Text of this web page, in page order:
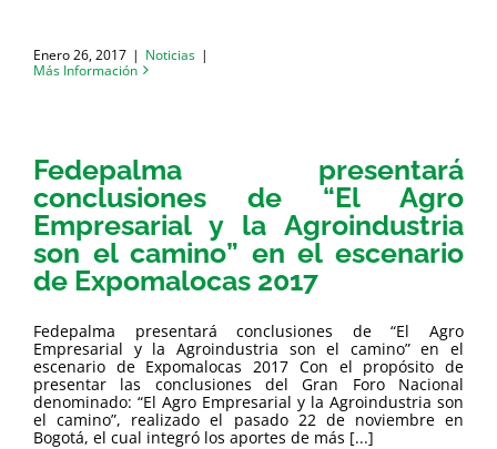
Enero 26, 2017 | Noticias |
Más Información
Fedepalma presentará
conclusiones de “El Agro
Empresarial y la Agroindustria
son el camino” en el escenario
de Expomalocas 2017
Fedepalma presentará conclusiones de “El Agro
Empresarial y la Agroindustria son el camino” en el
escenario de Expomalocas 2017 Con el propósito de
presentar las conclusiones del Gran Foro Nacional
denominado: “El Agro Empresarial y la Agroindustria son
el camino”, realizado el pasado 22 de noviembre en
Bogotá, el cual integró los aportes de más [...]